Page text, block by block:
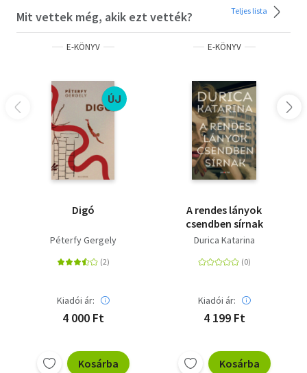
Mit vettek még, akik ezt vették? Teljes lista
E-KÖNYV
ÚJ
Digó
Péterfy Gergely
Kiadói ár:
4 000 Ft
Kosárba
E-KÖNYV
A ​rendes lányok
csendben sírnak
Durica Katarina
Kiadói ár:
4 199 Ft
Kosárba